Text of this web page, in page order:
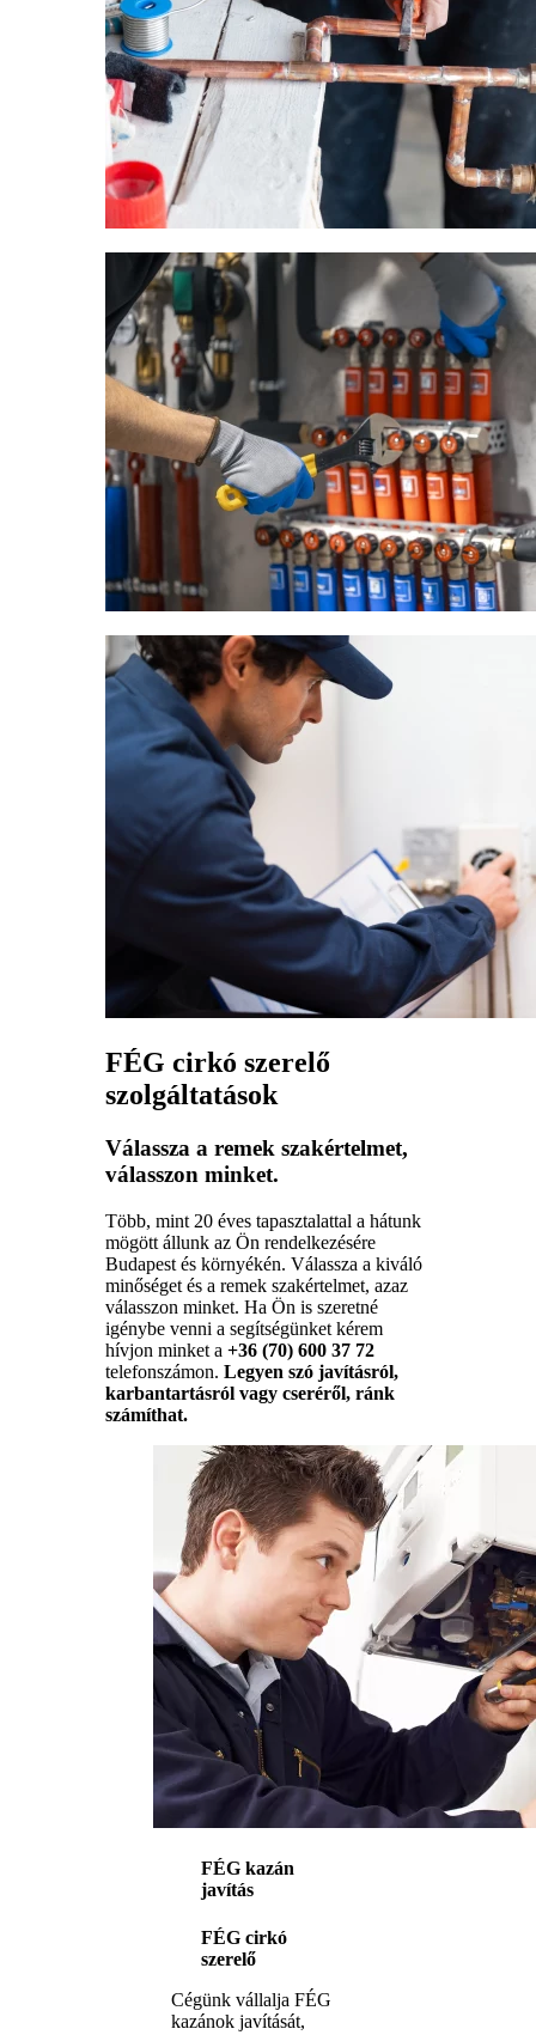
FÉG cirkó szerelő
szolgáltatások
Válassza a remek szakértelmet,
válasszon minket.
Több, mint 20 éves tapasztalattal a hátunk
mögött állunk az Ön rendelkezésére
Budapest és környékén. Válassza a kiváló
minőséget és a remek szakértelmet, azaz
válasszon minket. Ha Ön is szeretné
igénybe venni a segítségünket kérem
hívjon minket a +36 (70) 600 37 72
telefonszámon. Legyen szó javításról,
karbantartásról vagy cseréről, ránk
számíthat.
FÉG kazán
javítás
FÉG cirkó
szerelő
Cégünk vállalja FÉG
kazánok javítását,